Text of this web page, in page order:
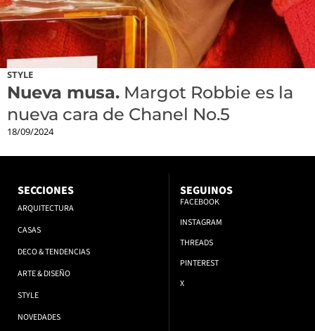
STYLE
Nueva musa. Margot Robbie es la
nueva cara de Chanel No.5
18/09/2024
SECCIONES
ARQUITECTURA
CASAS
DECO & TENDENCIAS
ARTE & DISEÑO
STYLE
NOVEDADES
SEGUINOS
FACEBOOK
INSTAGRAM
THREADS
PINTEREST
X